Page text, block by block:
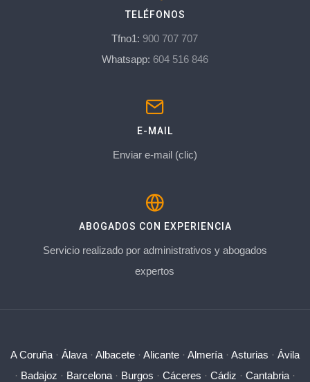
TELÉFONOS
Tfno1: 900 707 707
Whatsapp: 604 516 846
E-MAIL
Enviar e-mail (clic)
ABOGADOS CON EXPERIENCIA
Servicio realizado por administrativos y abogados
expertos
A Coruña · Álava · Albacete · Alicante · Almería · Asturias · Ávila
· Badajoz · Barcelona · Burgos · Cáceres · Cádiz · Cantabria ·